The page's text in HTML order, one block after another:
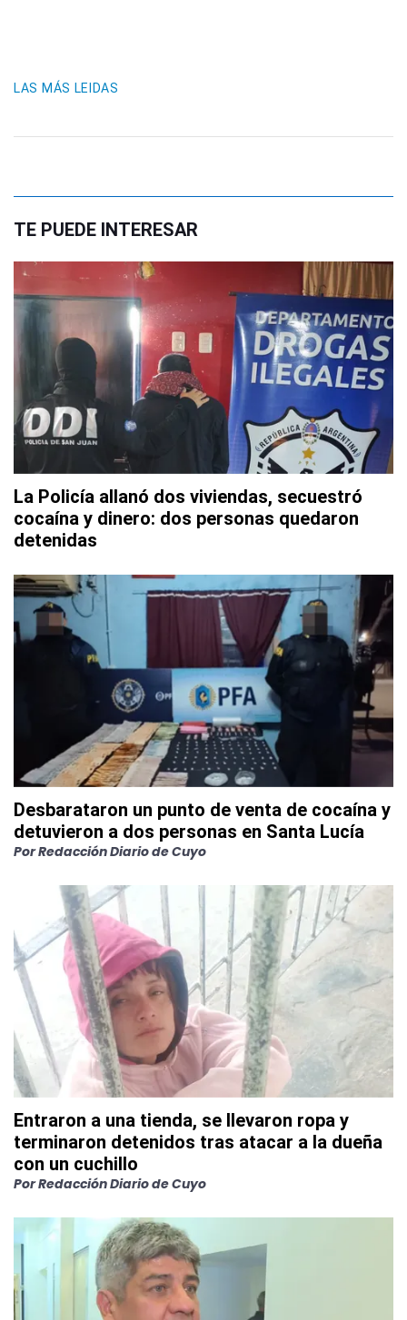
LAS MÁS LEIDAS
TE PUEDE INTERESAR
La Policía allanó dos viviendas, secuestró
cocaína y dinero: dos personas quedaron
detenidas
Desbarataron un punto de venta de cocaína y
detuvieron a dos personas en Santa Lucía
PorRedacción Diario de Cuyo
Entraron a una tienda, se llevaron ropa y
terminaron detenidos tras atacar a la dueña
con un cuchillo
PorRedacción Diario de Cuyo